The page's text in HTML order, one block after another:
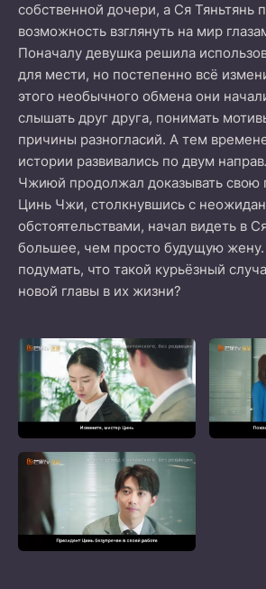
собственной дочери, а Ся Тяньтянь
возможность взглянуть на мир
Поначалу девушка решила
для мести, но постепенно всё
этого необычного обмена они
слышать друг друга, понимать
причины разногласий. А тем
истории развивались по двум
Чжиюй продолжал доказывать свою
Цинь Чжи, столкнувшись с
обстоятельствами, начал видеть в
большее, чем просто будущую
подумать, что такой курьёзный
новой главы в их жизни?